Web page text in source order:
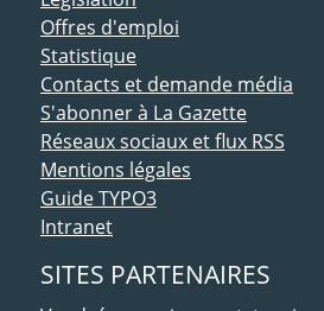
Offres d'emploi
Statistique
Contacts et demande média
S'abonner à La Gazette
Réseaux sociaux et flux RSS
Mentions légales
Guide TYPO3
Intranet
SITES PARTENAIRES